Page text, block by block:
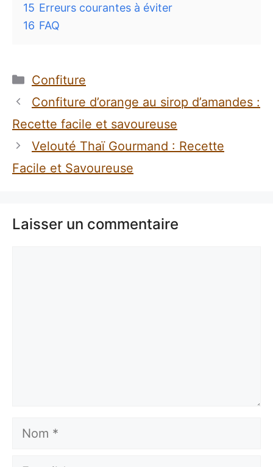
15 Erreurs courantes à éviter
16 FAQ
Catégories
Confiture
Confiture d’orange au sirop d’amandes :
Recette facile et savoureuse
Velouté Thaï Gourmand : Recette
Facile et Savoureuse
Laisser un commentaire
Nom
E-